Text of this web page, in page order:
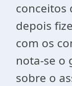
conceitos
depois
com os
nota-se o
sobre o